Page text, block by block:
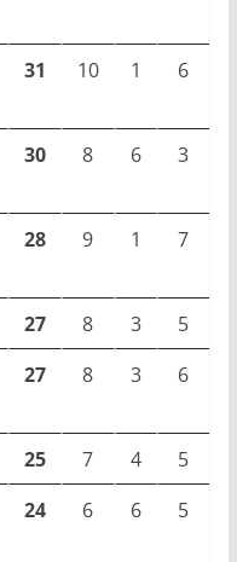
31 10 1 6
30 8 6 3
28 9 1 7
27 8 3 5
27 8 3 6
25 7 4 5
24 6 6 5